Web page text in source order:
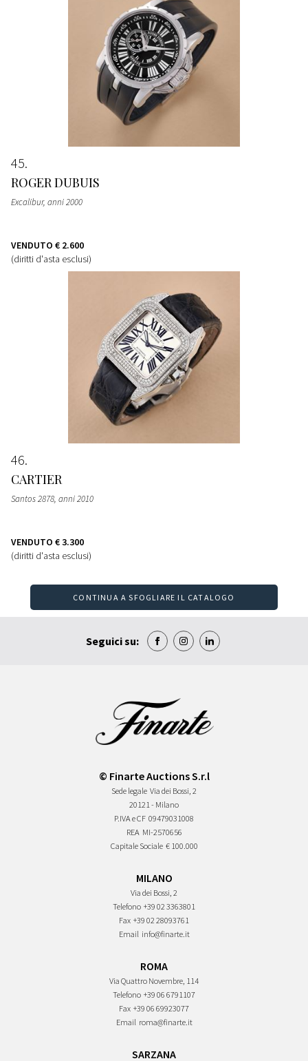
45
ROGER DUBUIS
Excalibur, anni 2000
VENDUTO € 2.600
(diritti d'asta esclusi)
46
CARTIER
Santos 2878, anni 2010
VENDUTO € 3.300
(diritti d'asta esclusi)
CONTINUA A SFOGLIARE IL CATALOGO
Seguici su:
© Finarte Auctions S.r.l
Sede legale Via dei Bossi, 2
20121 - Milano
P.IVA e CF 09479031008
REA MI-2570656
Capitale Sociale € 100.000
MILANO
Via dei Bossi, 2
Telefono +39 02 3363801
Fax +39 02 28093761
Email info@finarte.it
ROMA
Via Quattro Novembre, 114
Telefono +39 06 6791107
Fax +39 06 69923077
Email roma@finarte.it
SARZANA